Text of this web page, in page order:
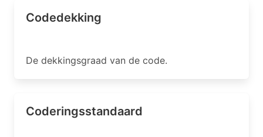
Codedekking
De dekkingsgraad van de code.
Coderingsstandaard